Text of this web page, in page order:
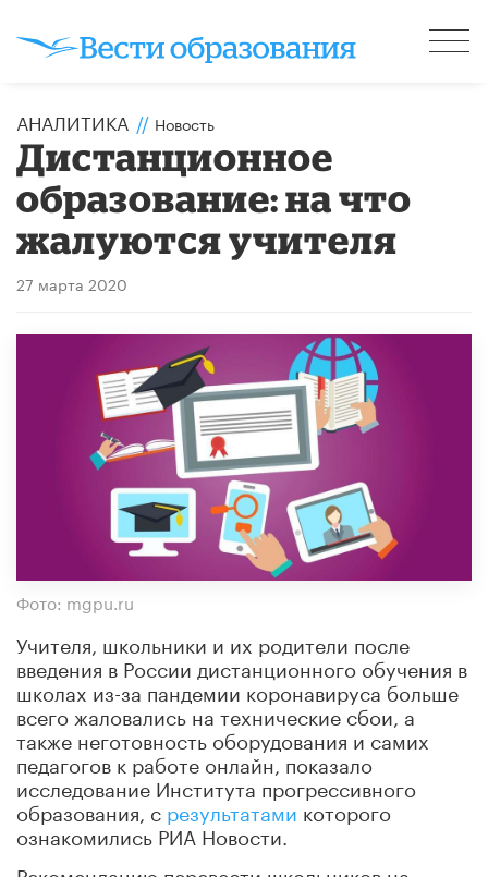
АНАЛИТИКА // Новость
Дистанционное
образование: на что
жалуются учителя
27 марта 2020
Фото: mgpu.ru
Учителя, школьники и их родители после
введения в России дистанционного обучения в
школах из-за пандемии коронавируса больше
всего жаловались на технические сбои, а
также неготовность оборудования и самих
педагогов к работе онлайн, показало
исследование Института прогрессивного
образования, с результатами которого
ознакомились РИА Новости.